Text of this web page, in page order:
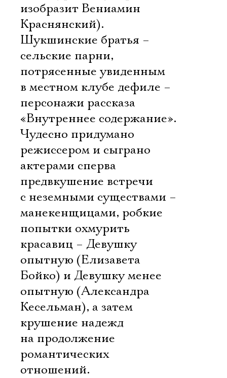
изобразит Вениамин
Краснянский).
Шукшинские братья –
сельские парни,
потрясенные увиденным
в местном клубе дефиле –
персонажи рассказа
«Внутреннее содержание».
Чудесно придумано
режиссером и сыграно
актерами сперва
предвкушение встречи
с неземными существами –
манекенщицами, робкие
попытки охмурить
красавиц – Девушку
опытную (Елизавета
Бойко) и Девушку менее
опытную (Александра
Кесельман), а затем
крушение надежд
на продолжение
романтических
отношений.